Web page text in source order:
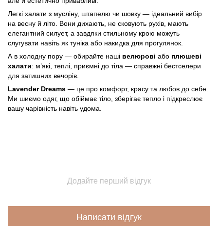
Легкі халати з мусліну, штапелю чи шовку — ідеальний вибір
на весну й літо. Вони дихають, не сковують рухів, мають
елегантний силует, а завдяки стильному крою можуть
слугувати навіть як туніка або накидка для прогулянок.
А в холодну пору — обирайте наші велюрові або плюшеві
халати: м’які, теплі, приємні до тіла — справжні бестселери
для затишних вечорів.
Lavender Dreams — це про комфорт, красу та любов до себе.
Ми шиємо одяг, що обіймає тіло, зберігає тепло і підкреслює
вашу чарівність навіть удома.
Додайте перший відгук
Написати відгук